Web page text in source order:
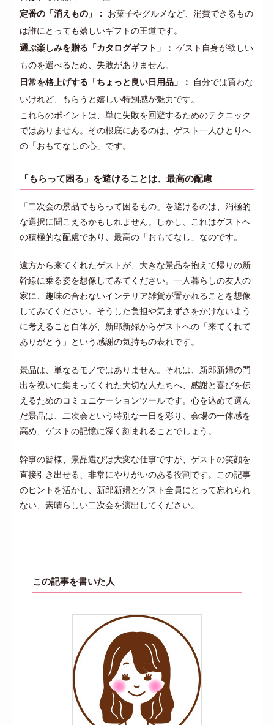
定番の「消えもの」：
お菓子やグルメなど、消費できるもの
は誰にとっても嬉しいギフトの王道です。
選ぶ楽しみを贈る「カタログギフト」： ゲスト自身が欲しい
ものを選べるため、失敗がありません。
日常を格上げする「ちょっと良い日用品」：
自分では買わな
いけれど、もらうと嬉しい特別感が魅力です。
これらのポイントは、単に失敗を回避するためのテクニック
ではありません。その根底にあるのは、ゲスト一人ひとりへ
の「おもてなしの心」です。
「もらって困る」を避けることは、最高の配慮
「二次会の景品でもらって困るもの」を避けるのは、消極的
な選択に聞こえるかもしれません。しかし、これはゲストへ
の積極的な配慮であり、最高の「おもてなし」なのです。
遠方から来てくれたゲストが、大きな景品を抱えて帰りの新
幹線に乗る姿を想像してみてください。一人暮らしの友人の
家に、趣味の合わないインテリア雑貨が置かれることを想像
してみてください。そうした負担や気まずさをかけないよう
に考えること自体が、新郎新婦からゲストへの「来てくれて
ありがとう」という感謝の気持ちの表れです。
景品は、単なるモノではありません。それは、新郎新婦の門
出を祝いに集まってくれた大切な人たちへ、感謝と喜びを伝
えるためのコミュニケーションツールです。心を込めて選ん
だ景品は、二次会という特別な一日を彩り、会場の一体感を
高め、ゲストの記憶に深く刻まれることでしょう。
幹事の皆様、景品選びは大変な仕事ですが、ゲストの笑顔を
直接引き出せる、非常にやりがいのある役割です。この記事
のヒントを活かし、新郎新婦とゲスト全員にとって忘れられ
ない、素晴らしい二次会を演出してください。
この記事を書いた人